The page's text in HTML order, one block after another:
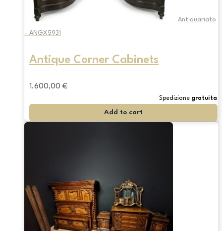
Antiquariato
- ANGX5931
Antique Corner Cabinets
1.600,00 €
Spedizione gratuita
Add to cart